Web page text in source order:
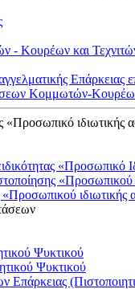
- Κουρέων και
Κομμωτών-
«Προσωπικό ιδιωτικής
«Προσωπικό
«Προσωπικού
«Προσωπικού
Ψυκτικού
Ψυκτικού